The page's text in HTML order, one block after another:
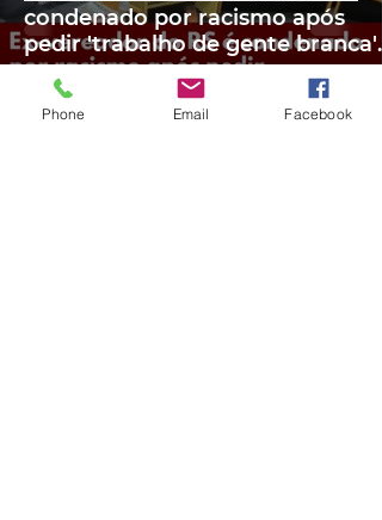
condenado por racismo após
pedir 'trabalho de gente branca'
em obra
há 9 horas 2 min de leitura
Phone Email Facebook